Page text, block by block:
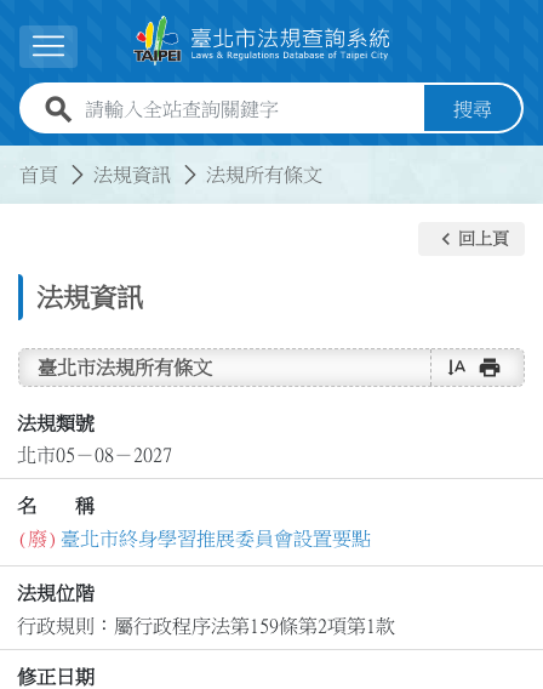
展開選單
全站查詢關鍵字欄位 搜尋
首頁 法規資訊 法規所有條文
法規資訊
keyboard_arrow_left 回上頁
臺北市法規所有條文 text_rotate_vertical print
法規類號
北市05－08－2027
名 稱
(廢) 臺北市終身學習推展委員會設置要點
法規位階
行政規則：屬行政程序法第159條第2項第1款
修正日期